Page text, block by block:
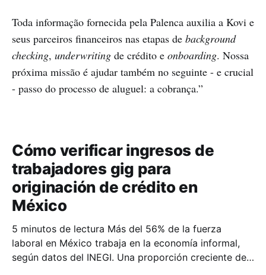
Toda informação fornecida pela Palenca auxilia a Kovi e
seus parceiros financeiros nas etapas de background
checking, underwriting de crédito e onboarding. Nossa
próxima missão é ajudar também no seguinte - e crucial
- passo do processo de aluguel: a cobrança.”
Cómo verificar ingresos de
trabajadores gig para
originación de crédito en
México
5 minutos de lectura Más del 56% de la fuerza
laboral en México trabaja en la economía informal,
según datos del INEGI. Una proporción creciente de